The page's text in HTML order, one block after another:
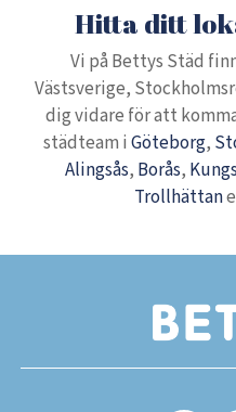
Hitta ditt
Vi på Bettys Städ
Västsverige,
dig vidare för att
städteam i Göteborg,
Alingsås, Borås,
Trollhättan